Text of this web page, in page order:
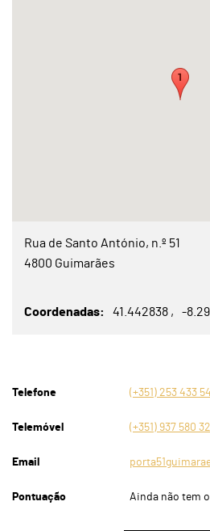
Rua de Santo António, n.º 51
4800 Guimarães
Coordenadas 41.442838 -
Telefone (+351) 253 433
Telemóvel (+351) 937 580
Email
Pontuação Ainda não tem